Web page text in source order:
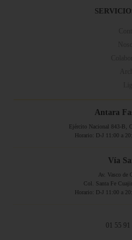
Antara
Ejército Nacional 843-B,
Horario: D-J 11:00 a
Vía
Av. Vasco de
Col. Santa Fe
Horario: D-J 11:00 a
01 55 91